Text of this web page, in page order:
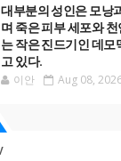
대부분의 성인은 모낭
며 죽은 피부 세포와
는 작은 진드기인 데
고 있다.
이안 Aug 08,